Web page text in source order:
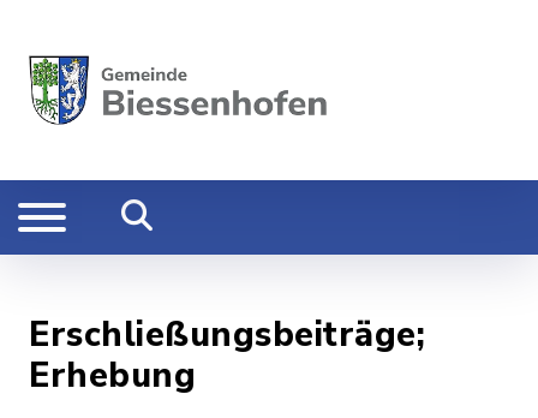
Erschließungsbeiträge;
Erhebung